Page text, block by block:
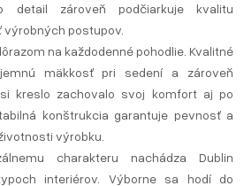
detail zároveň podčiarkuje kvalitu
postupov.
na každodenné pohodlie. Kvalitné
mäkkosť pri sedení a zároveň
kreslo zachovalo svoj komfort aj po
konštrukcia garantuje pevnosť a
výrobku.
charakteru nachádza Dublin
interiérov. Výborne sa hodí do